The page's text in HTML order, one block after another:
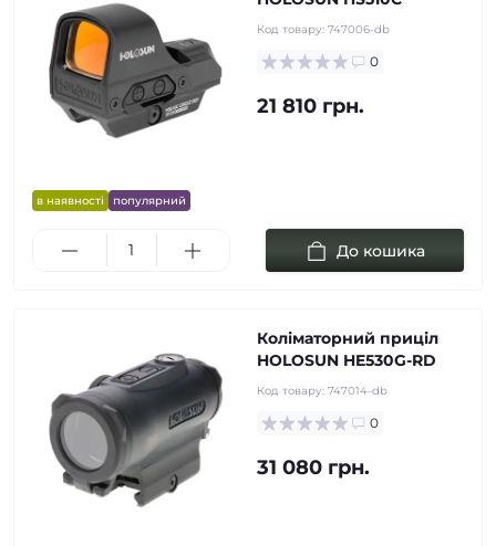
в наявності популярний
Код товару: 747006-db
0
21 810 грн.
До кошика
Коліматорний приціл
HOLOSUN HE530G-RD
Код товару: 747014-db
0
31 080 грн.